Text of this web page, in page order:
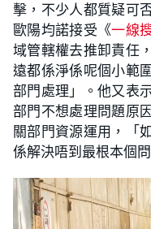
擊，不少人都質疑可
歐陽均諾接受《一線
域管轄權去推卸責任
遠都係淨係呢個小範
部門處理」。他又表
部門不想處理問題原
關部門資源運用，「
係解決唔到最根本個問